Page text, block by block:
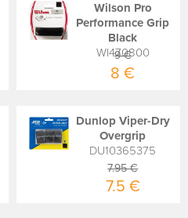
Wilson Pro
Performance Grip
Black
WI470800
9 €
8 €
Dunlop Viper-Dry
Overgrip
DU10365375
7.95 €
7.5 €